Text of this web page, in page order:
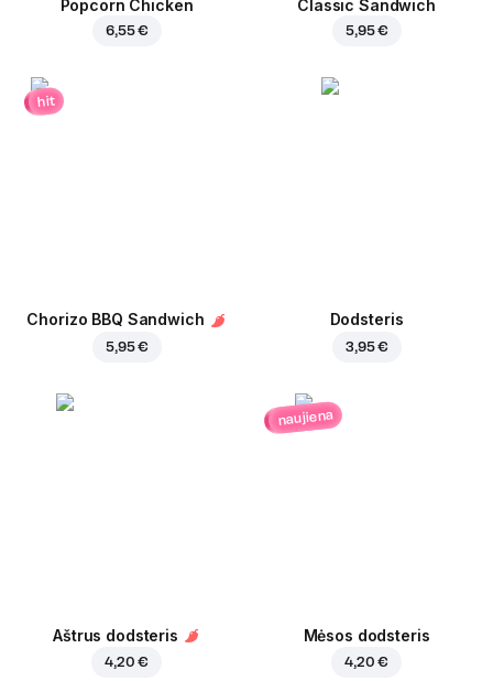
Popcorn Chicken
6,55 €
Classic Sandwich
5,95 €
hit
Chorizo BBQ Sandwich
5,95 €
Dodsteris
3,95 €
Aštrus dodsteris
4,20 €
naujiena
Mėsos dodsteris
4,20 €